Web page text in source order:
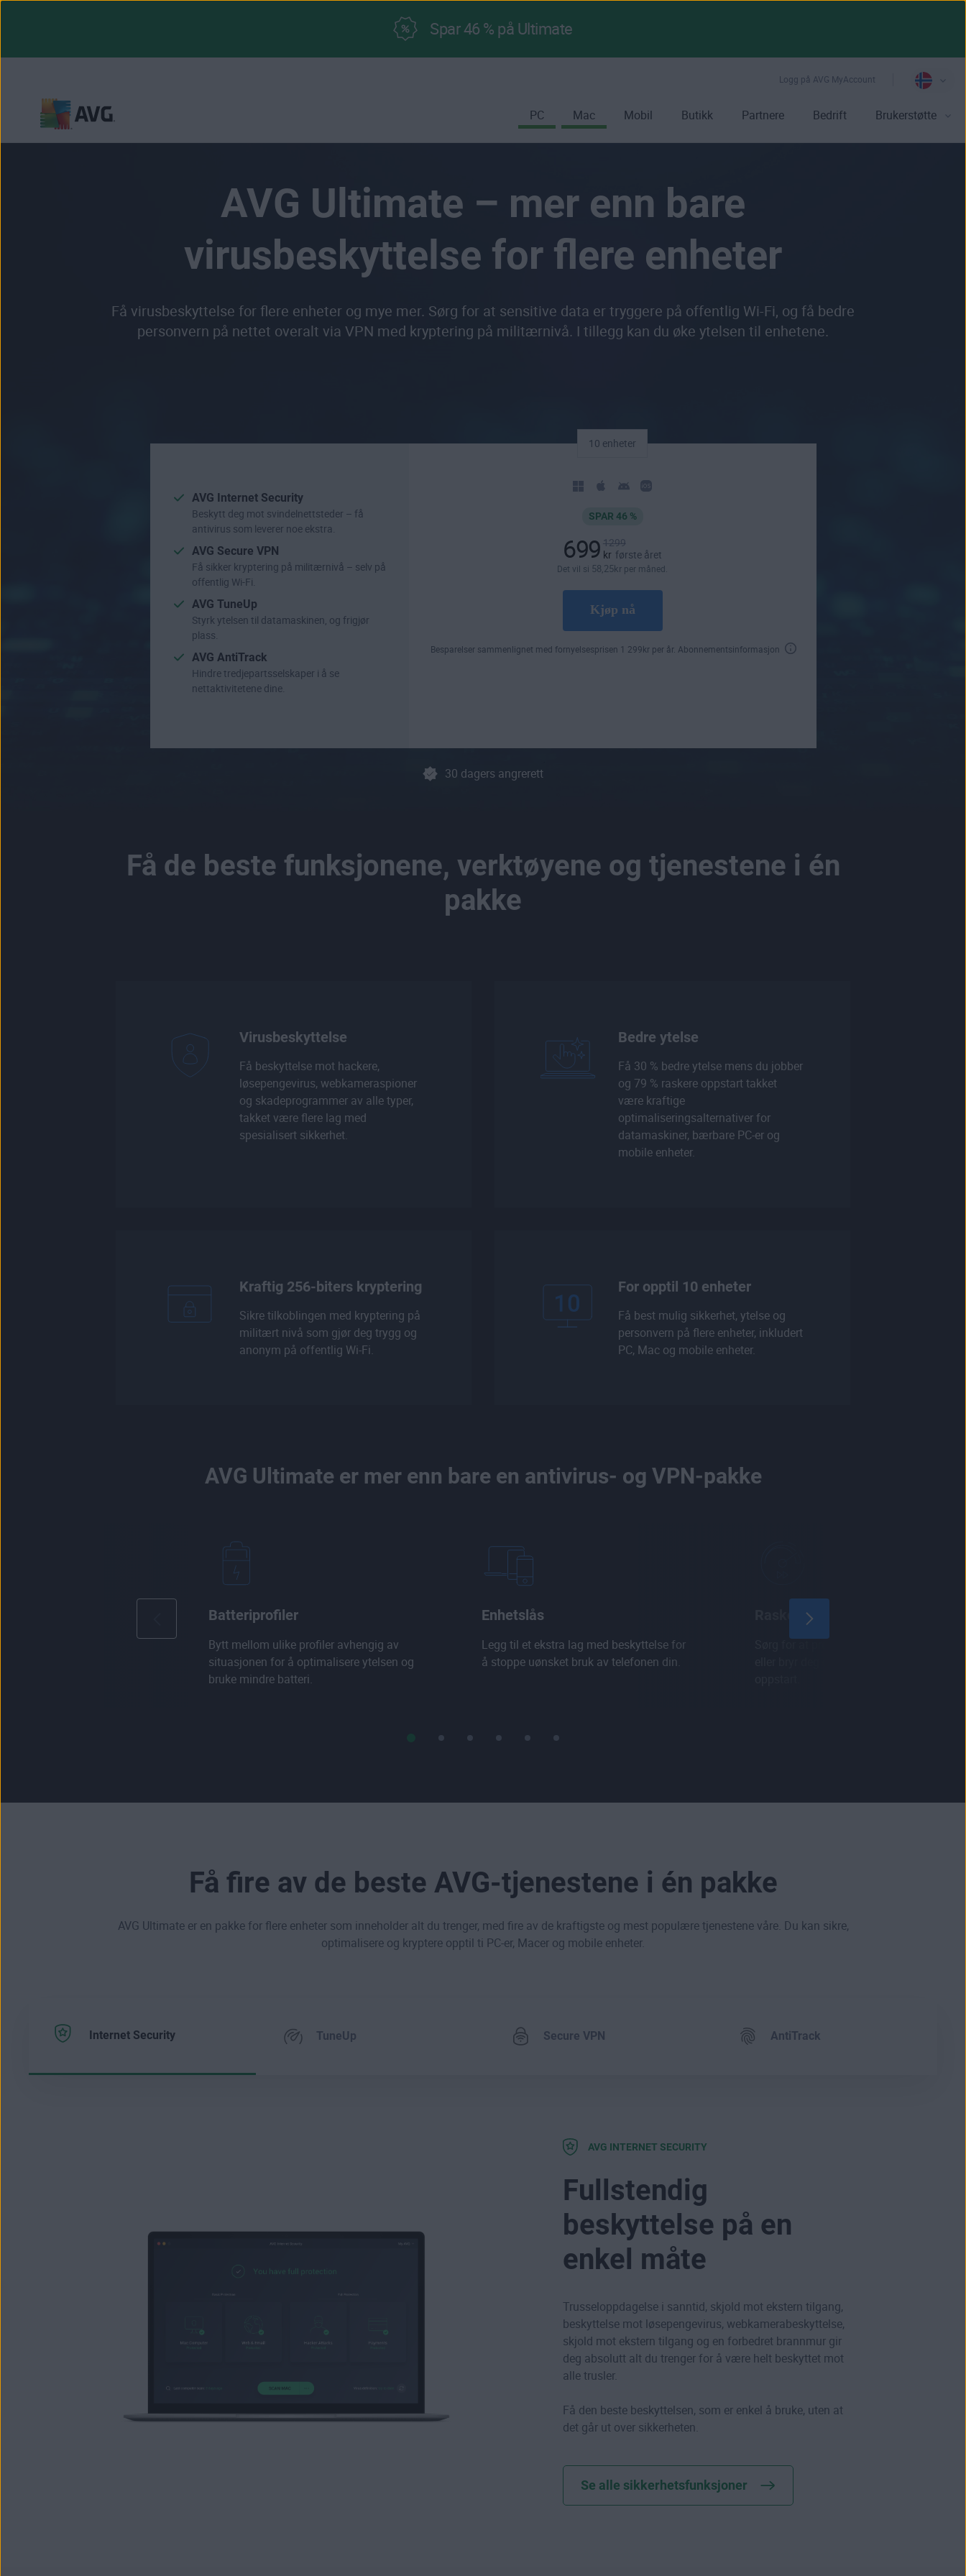
Spar 46 % på Ultimate
Logg på AVG MyAccount
PC Mac Mobil Butikk Partnere Bedrift Brukerstøtte
AVG Ultimate – mer enn bare
virusbeskyttelse for flere enheter
Få virusbeskyttelse for flere enheter og mye mer. Sørg for at sensitive data er tryggere på offentlig Wi-Fi, og få bedre
personvern på nettet overalt via VPN med kryptering på militærnivå. I tillegg kan du øke ytelsen til enhetene.
AVG Internet Security
Beskytt deg mot svindelnettsteder – få
antivirus som leverer noe ekstra.
AVG Secure VPN
Få sikker kryptering på militærnivå – selv på
offentlig Wi-Fi.
AVG TuneUp
Styrk ytelsen til datamaskinen, og frigjør
plass.
AVG AntiTrack
Hindre tredjepartsselskaper i å se
nettaktivitetene dine.
10 enheter
SPAR 46 %
699 1299
kr første året
Det vil si 58 ,25kr per måned.
Kjøp nå
Besparelser sammenlignet med fornyelsesprisen 1 299krper år. Abonnementsinformasjon
30 dagers angrerett
Få de beste funksjonene, verktøyene og tjenestene i én
pakke
Virusbeskyttelse
Få beskyttelse mot hackere,
løsepengevirus, webkameraspioner
og skadeprogrammer av alle typer,
takket være flere lag med
spesialisert sikkerhet.
Bedre ytelse
Få 30 % bedre ytelse mens du jobber
og 79 % raskere oppstart takket
være kraftige
optimaliseringsalternativer for
datamaskiner, bærbare PC-er og
mobile enheter.
Kraftig 256-biters kryptering
Sikre tilkoblingen med kryptering på
militært nivå som gjør deg trygg og
anonym på offentlig Wi-Fi.
For opptil 10 enheter
Få best mulig sikkerhet, ytelse og
personvern på flere enheter, inkludert
PC, Mac og mobile enheter.
AVG Ultimate er mer enn bare en antivirus- og VPN-pakke
Batteriprofiler
Bytt mellom ulike profiler avhengig av
situasjonen for å optimalisere ytelsen og
bruke mindre batteri.
Enhetslås
Legg til et ekstra lag med beskyttelse for
å stoppe uønsket bruk av telefonen din.
Raskere oppstart
Få fire av de beste AVG-tjenestene i én pakke
AVG Ultimate er en pakke for flere enheter som inneholder alt du trenger, med fire av de kraftigste og mest populære tjenestene våre. Du kan sikre,
optimalisere og kryptere opptil ti PC-er, Macer og mobile enheter.
Internet Security TuneUp Secure VPN AntiTrack
AVG INTERNET SECURITY
Fullstendig
beskyttelse på en
enkel måte
Trusseloppdagelse i sanntid, skjold mot ekstern tilgang,
beskyttelse mot løsepengevirus, webkamerabeskyttelse,
skjold mot ekstern tilgang og en forbedret brannmur gir
deg absolutt alt du trenger for å være helt beskyttet mot
alle trusler.
Få den beste beskyttelsen, som er enkel å bruke, uten at
det går ut over sikkerheten.
Se alle sikkerhetsfunksjoner